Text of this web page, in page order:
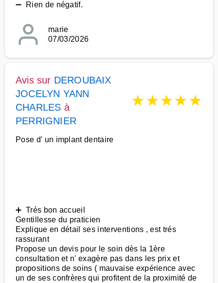
➖ Rien de négatif.
marie
07/03/2026
Avis sur DEROUBAIX
JOCELYN YANN
CHARLES à
PERRIGNIER
★★★★★
Pose d' un implant dentaire
➕ Trés bon accueil
Gentillesse du praticien
Explique en détail ses interventions , est trés
rassurant
Propose un devis pour le soin dès la 1ère
consultation et n' exagère pas dans les prix et
propositions de soins ( mauvaise expérience avec
un de ses confrères qui profitent de la proximité de